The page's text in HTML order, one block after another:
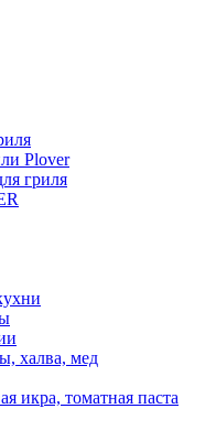
Plover
гриля
халва, мед
икра, томатная паста